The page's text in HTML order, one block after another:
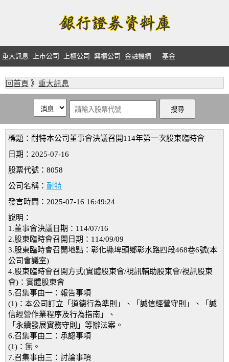
重大訊息 上市公司 上櫃公司 興櫃公司 金融機構 基金
回首頁 》 重大訊息
標題：耐特本公司董事會決議召開114年第一次股東臨時會
日期：2025-07-16
股票代號：8058
公司名稱： 耐特
發言時間：2025-07-16 16:49:24
說明：
1.董事會決議日期：114/07/16
2.股東臨時會召開日期：114/09/09
3.股東臨時會召開地點：彰化縣埤頭鄉彰水路四段468巷6號(本
公司會議室)
4.股東臨時會召開方式(實體股東會/視訊輔助股東會/視訊股東
會)：實體股東會
5.召集事由一：報告事項
(1)：本公司訂立「道德行為準則」、「誠信經營守則」、「誠
信經營作業程序及行為指南」、
「永續發展實務守則」等辦法案。
6.召集事由二：承認事項
(1)：無。
7.召集事由三：討論事項